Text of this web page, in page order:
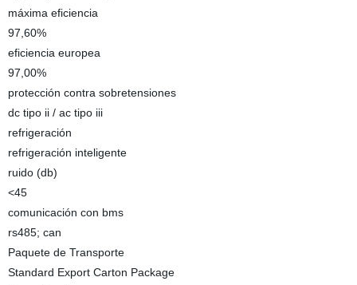
máxima eficiencia
97,60%
eficiencia europea
97,00%
protección contra sobretensiones
dc tipo ii / ac tipo iii
refrigeración
refrigeración inteligente
ruido (db)
<45
comunicación con bms
rs485; can
Paquete de Transporte
Standard Export Carton Package